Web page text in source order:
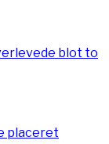
blot to
placeret